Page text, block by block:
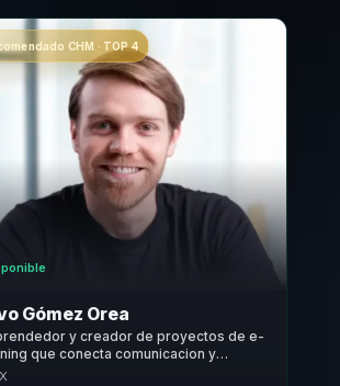
CHM · TOP 4
Gómez Orea
y creador de proyectos de e-
que conecta comunicacion y
digital con claridad para